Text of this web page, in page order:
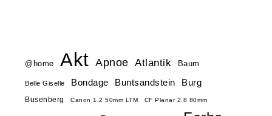
@home Akt Apnoe Atlantik Baum
Belle Giselle Bondage Buntsandstein Burg
Busenberg Canon 1.2 50mm LTM CF Planar 2.8 80mm